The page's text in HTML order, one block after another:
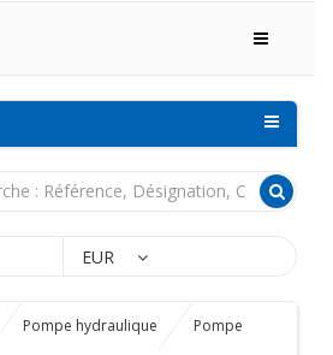
EUR
Pompe hydraulique Pompe